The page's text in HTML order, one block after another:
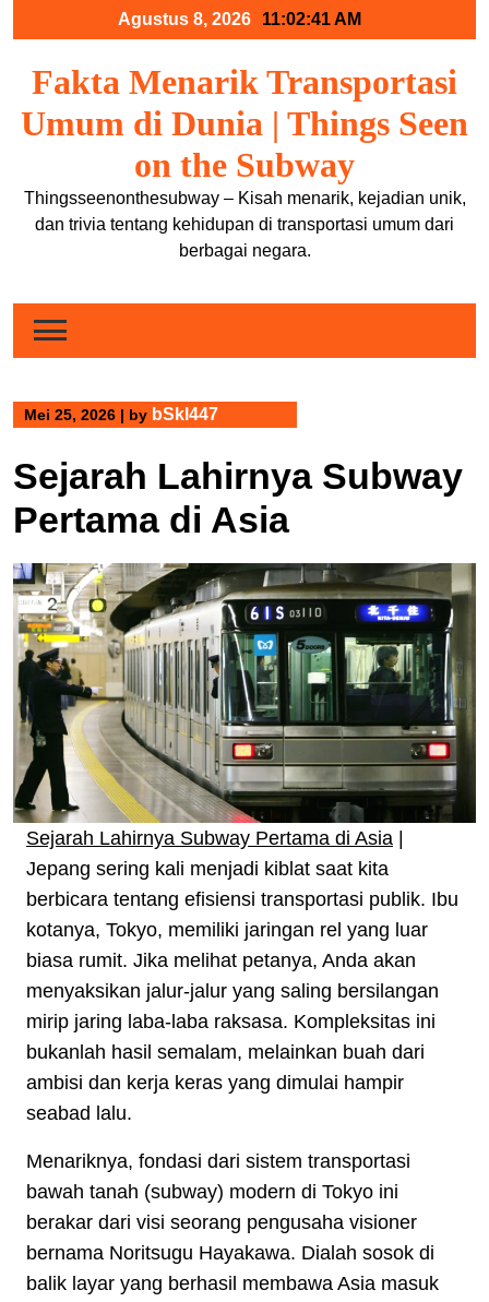
Agustus 8, 2026 11:02:41 AM
Fakta Menarik Transportasi
Umum di Dunia | Things Seen
on the Subway
Thingsseenonthesubway – Kisah menarik, kejadian unik,
dan trivia tentang kehidupan di transportasi umum dari
berbagai negara.
Mei 25, 2026 | by bSkl447
Sejarah Lahirnya Subway
Pertama di Asia
Sejarah Lahirnya Subway Pertama di Asia
Jepang sering kali menjadi kiblat saat kita
berbicara tentang efisiensi transportasi publik. Ibu
kotanya, Tokyo, memiliki jaringan rel yang luar
biasa rumit. Jika melihat petanya, Anda akan
menyaksikan jalur-jalur yang saling bersilangan
mirip jaring laba-laba raksasa. Kompleksitas ini
bukanlah hasil semalam, melainkan buah dari
ambisi dan kerja keras yang dimulai hampir
seabad lalu.
Menariknya, fondasi dari sistem transportasi
bawah tanah (subway) modern di Tokyo ini
berakar dari visi seorang pengusaha visioner
bernama Noritsugu Hayakawa. Dialah sosok di
balik layar yang berhasil membawa Asia masuk